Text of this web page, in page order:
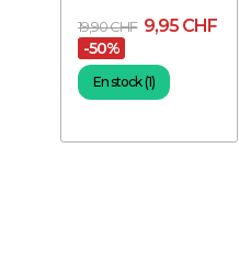
pour...
19,90 CHF 9,95 CHF
-50%
En stock (1)